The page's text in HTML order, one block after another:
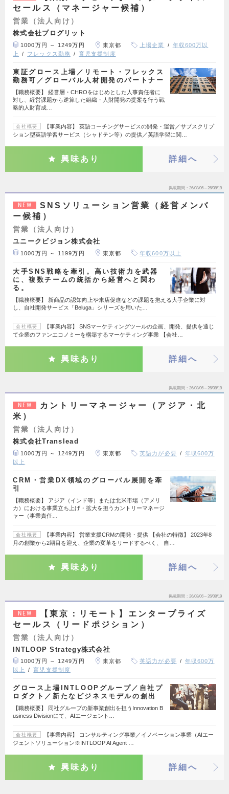
セールス（マネージャー候補）
営業（法人向け）
株式会社プログリット
1000万円 ～ 1249万円 東京都 上場企業
年収600万以
上
フレックス勤務 育児支援制度
東証グロース上場／リモート・フレックス
勤務可／グローバル人材開発のパートナー
【職務概要】 経営層・CHROをはじめとした人事責任者に
対し、経営課題から逆算した組織・人財開発の提案を行う戦
略的人財育成…
会社概要
【事業内容】 英語コーチングサービスの開発・運営／サブスクリプ
ション型英語学習サービス（シャドテン等）の提供／英語学習に関…
興味あり 詳細へ
掲載期間 26/08/06～26/08/19
NEW
SNSソリューション営業（経営メンバ
ー候補）
営業（法人向け）
ユニークビジョン株式会社
1000万円 ～ 1199万円 東京都 年収600万以上
大手SNS戦略を牽引。高い技術力を武器
に、複数チームの統括から経営へと関わ
る。
【職務概要】 新商品の認知向上や来店促進などの課題を抱える大手企業に対
し、自社開発サービス「Beluga」シリーズを用いた…
会社概要
【事業内容】 SNSマーケティングツールの企画、開発、提供を通じ
て企業のファンエコノミーを構築するマーケティング事業 【会社…
興味あり 詳細へ
掲載期間 26/08/06～26/08/19
NEW
カントリーマネージャー（アジア・北
米）
営業（法人向け）
株式会社Translead
1000万円 ～ 1249万円 東京都 英語力が必要
年収600万
以上
CRM・営業DX領域のグローバル展開を牽
引
【職務概要】 アジア（インド等）または北米市場（アメリ
カ）における事業立ち上げ・拡大を担うカントリーマネージ
ャー（事業責任…
会社概要
【事業内容】 営業支援CRMの開発・提供 【会社の特徴】 2023年8
月の創業から2期目を迎え、企業の変革をリードするべく、 自…
興味あり 詳細へ
掲載期間 26/08/06～26/08/19
NEW
【東京：リモート】エンタープライズ
セールス（リードポジション）
営業（法人向け）
INTLOOP Strategy株式会社
1000万円 ～ 1249万円 東京都 英語力が必要
年収600万
以上
育児支援制度
グロース上場INTLOOPグループ／自社プ
ロダクト／新たなビジネスモデルの創出
【職務概要】 同社グループの新事業創出を担うInnovation B
usiness Divisionにて、AIエージェント…
会社概要
【事業内容】 コンサルティング事業／イノベーション事業（AIエー
ジェントソリューション※INTLOOP AI Agent …
興味あり 詳細へ